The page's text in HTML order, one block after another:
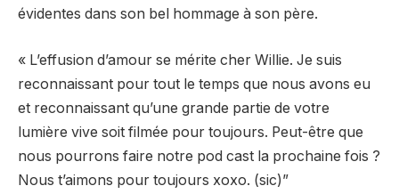
évidentes dans son bel hommage à son père.
« L’effusion d’amour se mérite cher Willie. Je suis
reconnaissant pour tout le temps que nous avons eu
et reconnaissant qu’une grande partie de votre
lumière vive soit filmée pour toujours. Peut-être que
nous pourrons faire notre pod cast la prochaine fois ?
Nous t’aimons pour toujours xoxo. (sic)”